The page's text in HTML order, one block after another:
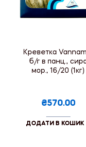
Креветка
б/г в панц.,
мор., 16/20 (1кг)
₴570.00
ДОДАТИ В КОШИК